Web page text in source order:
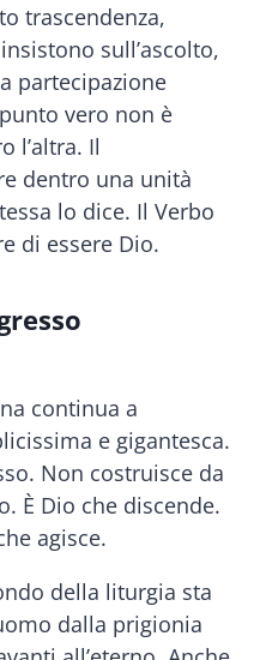
trascendenza,
sull’ascolto,
partecipazione
vero non è
l’altra. Il
dentro una unità
lo dice. Il Verbo
di essere Dio.
continua a
e gigantesca.
Non costruisce da
È Dio che discende.
agisce.
della liturgia sta
dalla prigionia